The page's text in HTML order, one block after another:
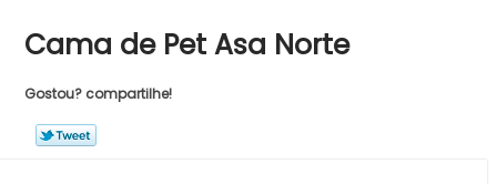
Cama de Pet Asa Norte
Gostou? compartilhe!